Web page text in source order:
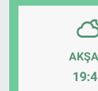
Bilim ve